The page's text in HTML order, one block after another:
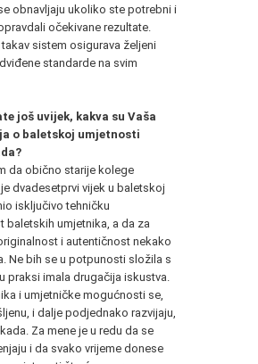
obnavljaju ukoliko ste potrebni i
očekivane rezultate.
sistem osigurava željeni
standarde na svim
još uvijek, kakva su Vaša
o baletskoj umjetnosti
da obično starije kolege
dvadesetprvi vijek u baletskoj
isključivo tehničku
baletskih umjetnika, a da za
i autentičnost nekako
Ne bih se u potpunosti složila s
praksi imala drugačija iskustva.
i umjetničke mogućnosti se,
i dalje podjednako razvijaju,
Za mene je u redu da se
i da svako vrijeme donese